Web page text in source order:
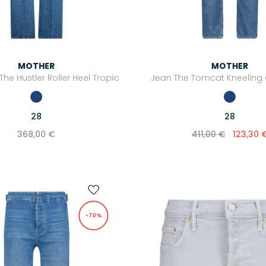
MOTHER
Hustler Roller Heel Tropic
28
368,00 €
MOTHER
Jean The Tomcat Kneeling
28
411,00 €
123,30
-70%